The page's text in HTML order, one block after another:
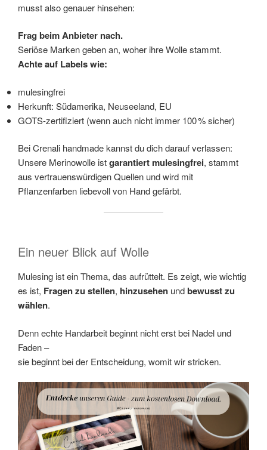
musst also genauer hinsehen:
Frag beim Anbieter nach.
Seriöse Marken geben an, woher ihre Wolle stammt.
Achte auf Labels wie:
mulesingfrei
Herkunft: Südamerika, Neuseeland, EU
GOTS-zertifiziert (wenn auch nicht immer 100 % sicher)
Bei Crenali handmade kannst du dich darauf verlassen:
Unsere Merinowolle istgarantiert mulesingfrei, stammt
aus vertrauenswürdigen Quellen und wird mit
Pflanzenfarben liebevoll von Hand gefärbt.
Ein neuer Blick auf Wolle
Mulesing ist ein Thema, das aufrüttelt. Es zeigt, wie wichtig
es ist, Fragen zu stellen, hinzusehen undbewusst zu
wählen.
Denn echte Handarbeit beginnt nicht erst bei Nadel und
Faden –
sie beginnt bei der Entscheidung, womit wir stricken.